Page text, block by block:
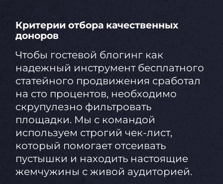
Критерии отбора качественных
доноров
Чтобы гостевой блогинг как
надежный инструмент бесплатного
статейного продвижения сработал
на сто процентов, необходимо
скрупулезно фильтровать
площадки. Мы с командой
используем строгий чек-лист,
который помогает отсеивать
пустышки и находить настоящие
жемчужины с живой аудиторией.